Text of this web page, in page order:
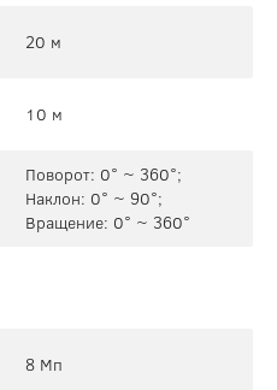
20 м
10 м
Поворот: 0° ~ 360°;
Наклон: 0° ~ 90°;
Вращение: 0° ~ 360°
8 Мп